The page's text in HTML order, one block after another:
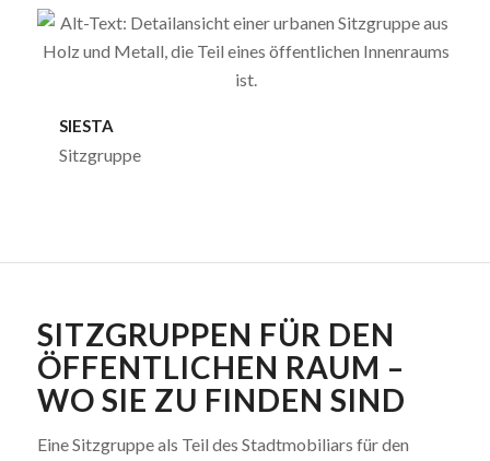
SIESTA
Sitzgruppe
SITZGRUPPEN FÜR DEN
ÖFFENTLICHEN RAUM –
WO SIE ZU FINDEN SIND
Eine Sitzgruppe als Teil des Stadtmobiliars für den